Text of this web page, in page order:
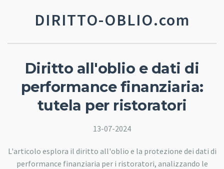
DIRITTO-OBLIO.com
Diritto all'oblio e dati di
performance finanziaria:
tutela per ristoratori
13-07-2024
L'articolo esplora il diritto all'oblio e la protezione dei dati di
performance finanziaria per i ristoratori, analizzando le